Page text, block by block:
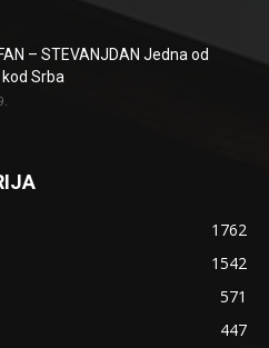
– STEVANJDAN Jedna od
Srba
1762
1542
571
447